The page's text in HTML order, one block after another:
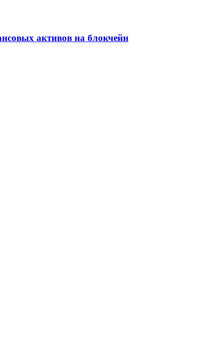
активов на блокчейн